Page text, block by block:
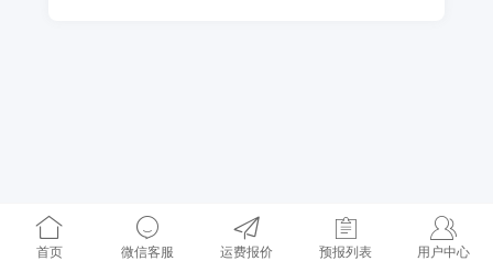
首页 微信客服 运费报价 预报列表 用户中心